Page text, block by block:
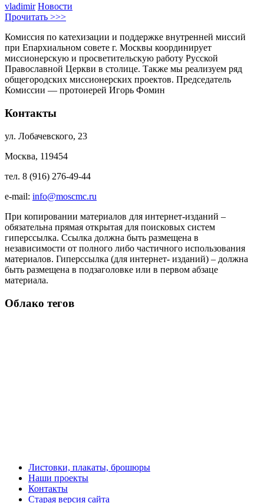
vladimir Новости
Прочитать >>>
Комиссия по катехизации и поддержке внутренней миссий
при Епархиальном совете г. Москвы координирует
миссионерскую и просветительскую работу Русской
Православной Церкви в столице. Также мы реализуем ряд
общегородских миссионерских проектов. Председатель
Комиссии — протоиерей Игорь Фомин
Контакты
ул. Лобачевского, 23
Москва, 119454
тел. 8 (916) 276-49-44
e-mail: info@moscmc.ru
При копировании материалов для интернет-изданий –
обязательна прямая открытая для поисковых систем
гиперссылка. Ссылка должна быть размещена в
независимости от полного либо частичного использования
материалов. Гиперссылка (для интернет- изданий) – должна
быть размещена в подзаголовке или в первом абзаце
материала.
Облако тегов
Листовки, плакаты, брошюры
Наши проекты
Контакты
Старая версия сайта